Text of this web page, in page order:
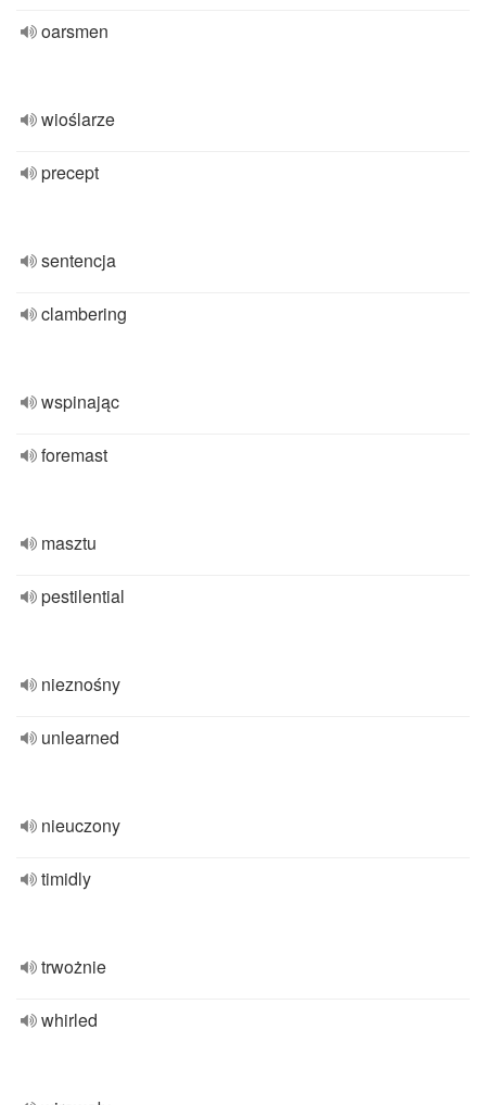
oarsmen
wioślarze
precept
sentencja
clambering
wspinając
foremast
masztu
pestilential
nieznośny
unlearned
nieuczony
timidly
trwożnie
whirled